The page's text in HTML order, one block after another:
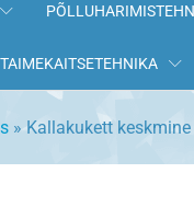
TAIMEKAITSETEHNIKA
» Kallakukett